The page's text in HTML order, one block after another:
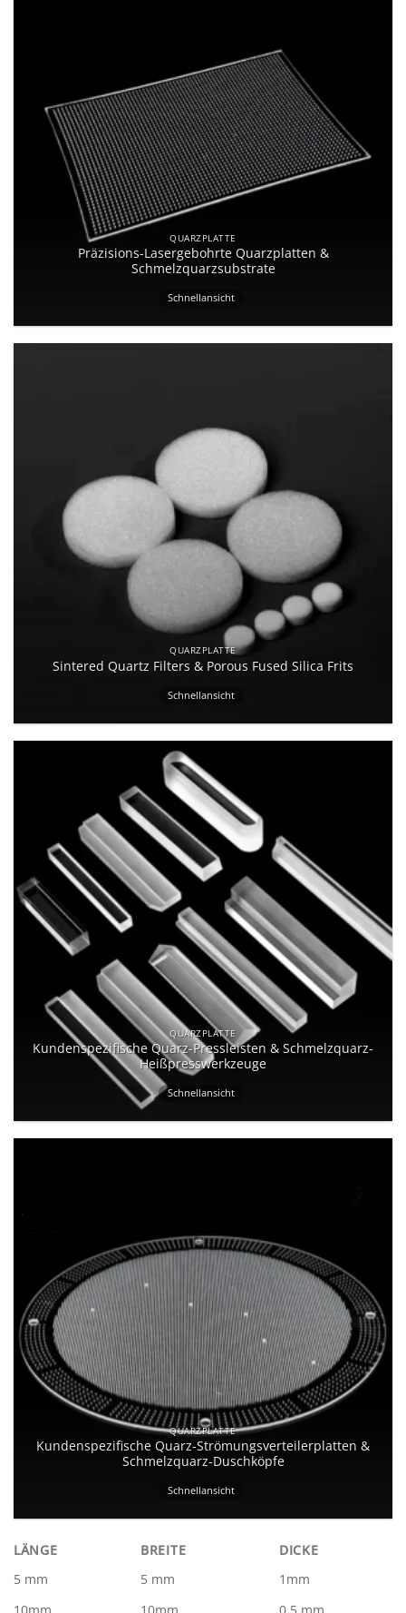
QUARZPLATTE
Präzisions-Lasergebohrte Quarzplatten &
Schmelzquarzsubstrate
Schnellansicht
QUARZPLATTE
Sintered Quartz Filters & Porous Fused Silica Frits
Schnellansicht
QUARZPLATTE
Kundenspezifische Quarz-Pressleisten & Schmelzquarz-
Heißpresswerkzeuge
Schnellansicht
QUARZPLATTE
Kundenspezifische Quarz-Strömungsverteilerplatten &
Schmelzquarz-Duschköpfe
Schnellansicht
LÄNGE BREITE
DICKE
5 mm
5 mm
1mm